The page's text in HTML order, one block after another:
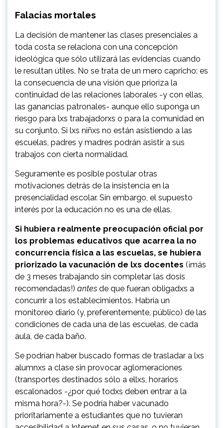
Falacias mortales
La decisión de mantener las clases presenciales a
toda costa se relaciona con una concepción
ideológica que sólo utilizará las evidencias cuando
le resultan útiles. No se trata de un mero capricho: es
la consecuencia de una visión que prioriza la
continuidad de las relaciones laborales -y con ellas,
las ganancias patronales- aunque ello suponga un
riesgo para lxs trabajadorxs o para la comunidad en
su conjunto. Si lxs niñxs no están asistiendo a las
escuelas, padres y madres podrán asistir a sus
trabajos con cierta normalidad.
Seguramente es posible postular otras
motivaciones detrás de la insistencia en la
presencialidad escolar. Sin embargo, el supuesto
interés por la educación no es una de ellas.
Si hubiera realmente preocupación oficial por
los problemas educativos que acarrea la no
concurrencia física a las escuelas, se hubiera
priorizado la vacunación de lxs docentes (¡más
de 3 meses trabajando sin completar las dosis
recomendadas!) antes de que fueran obligadxs a
concurrir a los establecimientos. Habría un
monitoreo diario (y, preferentemente, público) de las
condiciones de cada una de las escuelas, de cada
aula, de cada baño.
Se podrían haber buscado formas de trasladar a lxs
alumnxs a clase sin provocar aglomeraciones
(transportes destinados sólo a ellxs, horarios
escalonados -¿por qué todxs deben entrar a la
misma hora?-). Se podría haber vacunado
prioritariamente a estudiantes que no tuvieran